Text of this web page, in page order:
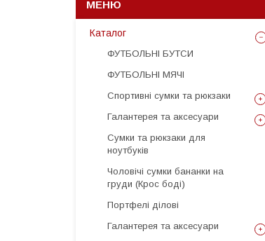
Каталог
ФУТБОЛЬНІ БУТСИ
ФУТБОЛЬНІ МЯЧІ
Спортивні сумки та рюкзаки
Галантерея та аксесуари
Сумки та рюкзаки для
ноутбуків
Чоловічі сумки бананки на
груди (Крос боді)
Портфелі ділові
Галантерея та аксесуари